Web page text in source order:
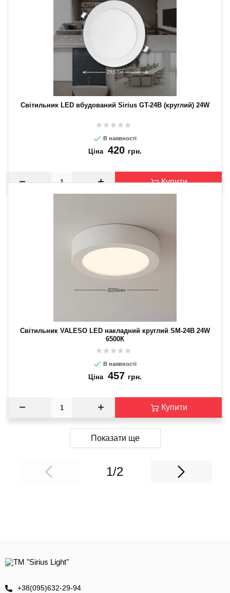
Світильник LED вбудований Sirius GT-24B (круглий) 24W
В наявності
Ціна 420 грн.
Купити
Світильник VALESO LED накладний круглий SM-24B 24W
6500К
В наявності
Ціна 457 грн.
Купити
Показати ще
1/2
+38(095)632-29-94